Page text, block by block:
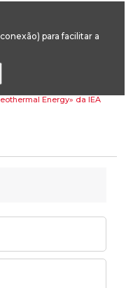
para facilitar a
Energy» da IEA